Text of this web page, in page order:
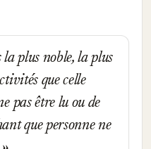
plus noble, la plus
que celle
pas être lu ou de
que personne ne